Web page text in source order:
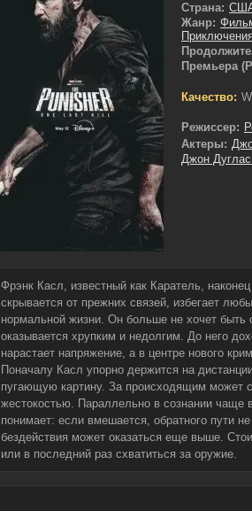
Страна:
Жанр:
Премьера
Качество:
Режиссер:
Актеры:
Джон
Фрэнк Касл, известный как Каратель,
скрывается от прежних связей, избегает
нормальной жизни. Он больше не хочет быть
оказывается хрупким и недолгим. До него
нарастает напряжение, а в центре нового
Поначалу Касл упорно держится на
пугающую картину. За происходящим может
жестокостью. Параллельно в сознании чаще
понимает: если вмешается, обратного пути
бездействия может оказаться еще выше.
или в последний раз схватиться за оружие.